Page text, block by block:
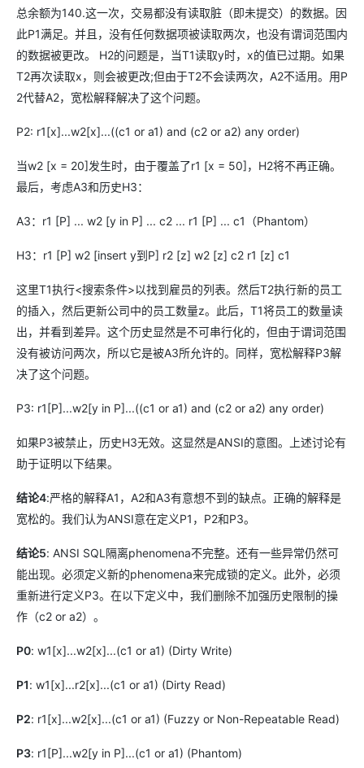
总余额为140.这一次，交易都没有读取脏（即未提交）的数据。因
此P1满足。并且，没有任何数据项被读取两次，也没有谓词范围内
的数据被更改。 H2的问题是，当T1读取y时，x的值已过期。如果
T2再次读取x，则会被更改;但由于T2不会读两次，A2不适用。用P
2代替A2，宽松解释解决了这个问题。
P2: r1[x]...w2[x]...((c1 or a1) and (c2 or a2) any order)
当w2 [x = 20]发生时，由于覆盖了r1 [x = 50]，H2将不再正确。
最后，考虑A3和历史H3：
A3：r1 [P] ... w2 [y in P] ... c2 ... r1 [P] ... c1（Phantom）
H3：r1 [P] w2 [insert y到P] r2 [z] w2 [z] c2 r1 [z] c1
这里T1执行<搜索条件>以找到雇员的列表。然后T2执行新的员工
的插入，然后更新公司中的员工数量z。此后，T1将员工的数量读
出，并看到差异。这个历史显然是不可串行化的，但由于谓词范围
没有被访问两次，所以它是被A3所允许的。同样，宽松解释P3解
决了这个问题。
P3: r1[P]...w2[y in P]...((c1 or a1) and (c2 or a2) any order)
如果P3被禁止，历史H3无效。这显然是ANSI的意图。上述讨论有
助于证明以下结果。
结论4:严格的解释A1，A2和A3有意想不到的缺点。正确的解释是
宽松的。我们认为ANSI意在定义P1，P2和P3。
结论5: ANSI SQL隔离phenomena不完整。还有一些异常仍然可
能出现。必须定义新的phenomena来完成锁的定义。此外，必须
重新进行定义P3。在以下定义中，我们删除不加强历史限制的操
作（c2 or a2）。
P0: w1[x]...w2[x]...(c1 or a1) (Dirty Write)
P1: w1[x]...r2[x]...(c1 or a1) (Dirty Read)
P2: r1[x]...w2[x]...(c1 or a1) (Fuzzy or Non-Repeatable Read)
P3: r1[P]...w2[y in P]...(c1 or a1) (Phantom)